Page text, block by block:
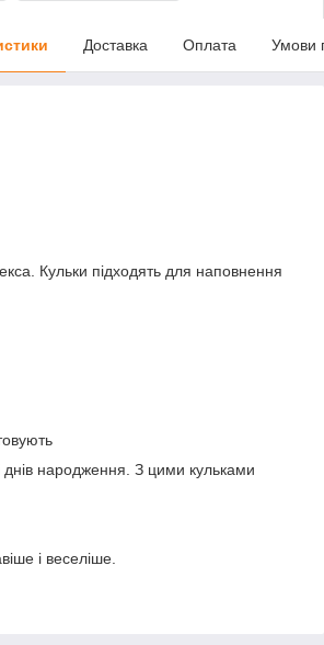
Доставка Оплата Умови
Кульки підходять для наповнення
днів народження. З цими кульками
і веселіше.